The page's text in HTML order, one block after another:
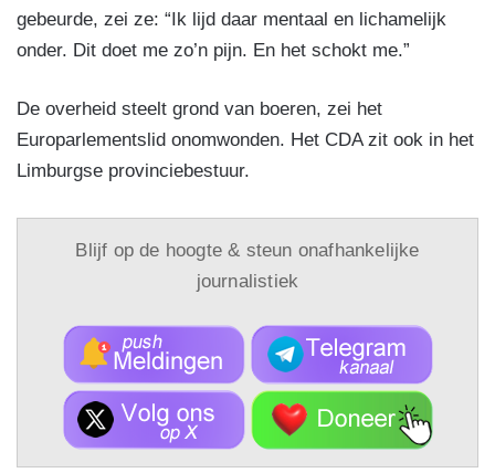
gebeurde, zei ze: “Ik lijd daar mentaal en lichamelijk
onder. Dit doet me zo’n pijn. En het schokt me.”
De overheid steelt grond van boeren, zei het
Europarlementslid onomwonden. Het CDA zit ook in het
Limburgse provinciebestuur.
Blijf op de hoogte & steun onafhankelijke
journalistiek